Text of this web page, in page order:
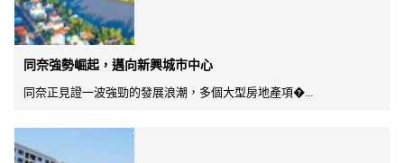
同奈強勢崛起，邁向新興城市中心
同奈正見證一波強勁的發展浪潮，多個大型房地產項�...